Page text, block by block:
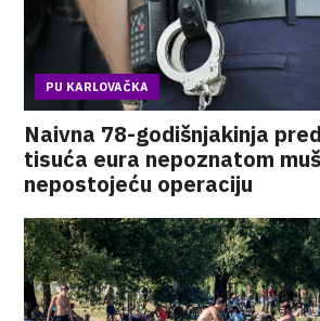
PU KARLOVAČKA
Naivna 78-godišnjakinja
tisuća eura nepoznatom
nepostojeću operaciju